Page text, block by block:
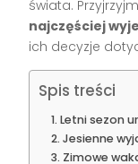
świata.
najczęściej
ich decyzje
Spis treści
Letni sezon
Jesienne
Zimowe